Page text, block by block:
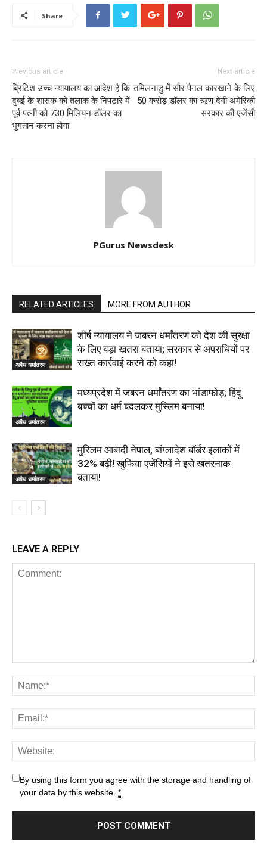
Share
Previous article
ब्रिटिश उच्च न्यायालय का आदेश है कि
दुबई के शासक को तलाक के निपटारे में
पूर्व पत्नी को 730 मिलियन डॉलर का
भुगतान करना होगा
Next article
तमिलनाडु में सौर पैनल कारखाने के लिए
50 करोड़ डॉलर का ऋण देगी अमेरिकी
सरकार की एजेंसी
PGurus Newsdesk
RELATED ARTICLES MORE FROM AUTHOR
अवैध धर्मांतरण
शीर्ष न्यायालय ने जबरन धर्मांतरण को देश की सुरक्षा
के लिए बड़ा खतरा बताया; सरकार से अपराधियों पर
सख्त कार्रवाई करने को कहा!
अवैध धर्मांतरण
मध्यप्रदेश में जबरन धर्मांतरण का भांडाफोड़; हिंदू
बच्चों का धर्म बदलकर मुस्लिम बनाया!
अवैध धर्मांतरण
मुस्लिम आबादी नेपाल, बांग्लादेश बॉर्डर इलाकों में
32% बढ़ी! खुफिया एजेंसियों ने इसे खतरनाक
बताया!
LEAVE A REPLY
By using this form you agree with the storage and handling of
your data by this website. *